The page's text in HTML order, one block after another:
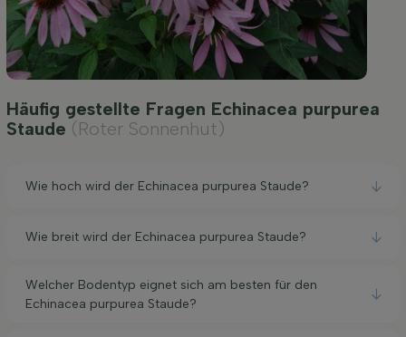
Häufig gestellte Fragen Echinacea purpurea
Staude (Roter Sonnenhut)
Wie hoch wird der Echinacea purpurea Staude?
Wie breit wird der Echinacea purpurea Staude?
Welcher Bodentyp eignet sich am besten für den
Echinacea purpurea Staude?